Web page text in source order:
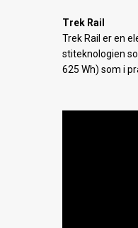
Trek Rail
Trek Rail er en
stiteknologien
625 Wh) som i